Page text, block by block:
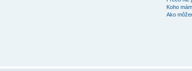
Koho
Ako